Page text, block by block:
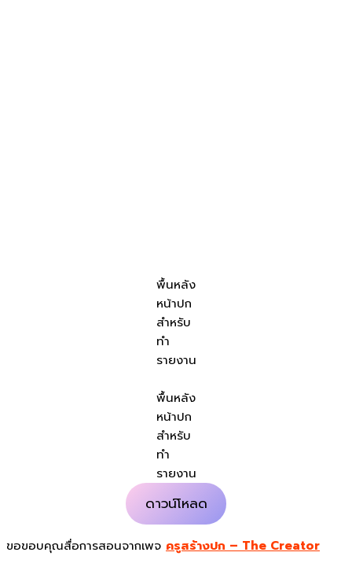
พื้นหลัง
หน้าปก
สำหรับ
ทำ
รายงาน
พื้นหลัง
หน้าปก
สำหรับ
ทำ
รายงาน
ดาวน์โหลด
ขอขอบคุณสื่อการสอนจากเพจ ครูสร้างปก – The Creator